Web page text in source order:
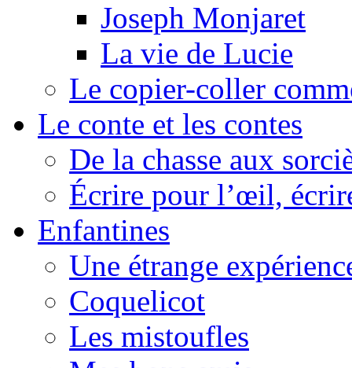
Joseph Monjaret
La vie de Lucie
Le copier-coller
Le conte et les contes
De la chasse aux
Écrire pour l’œil,
Enfantines
Une étrange
Coquelicot
Les mistoufles